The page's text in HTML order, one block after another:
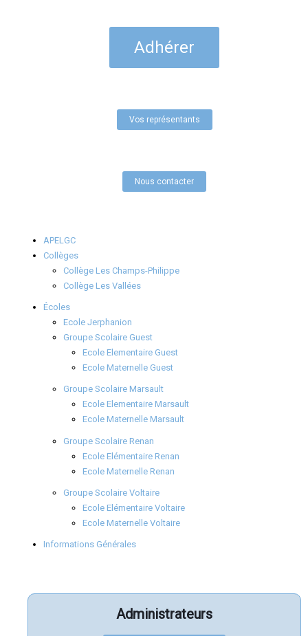
Adhérer
Vos représentants
Nous contacter
APELGC
Collèges
Collège Les Champs-Philippe
Collège Les Vallées
Écoles
Ecole Jerphanion
Groupe Scolaire Guest
Ecole Elementaire Guest
Ecole Maternelle Guest
Groupe Scolaire Marsault
Ecole Elementaire Marsault
Ecole Maternelle Marsault
Groupe Scolaire Renan
Ecole Elémentaire Renan
Ecole Maternelle Renan
Groupe Scolaire Voltaire
Ecole Elémentaire Voltaire
Ecole Maternelle Voltaire
Informations Générales
Administrateurs